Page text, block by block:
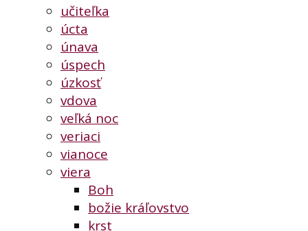
učiteľka
úcta
únava
úspech
úzkosť
vdova
veľká noc
veriaci
vianoce
viera
Boh
božie kráľovstvo
krst